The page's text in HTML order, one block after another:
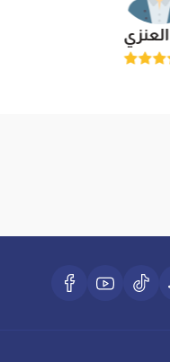
العنزي